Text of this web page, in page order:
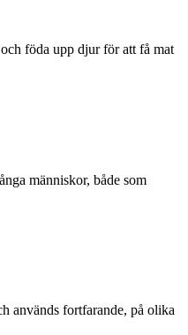
föda upp djur för att få mat
människor, både som
används fortfarande, på olika